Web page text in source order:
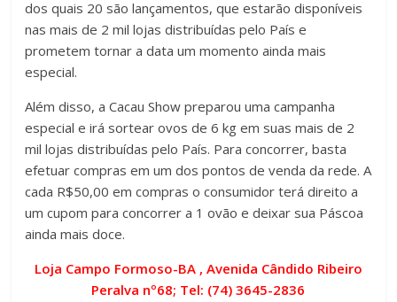
dos quais 20 são lançamentos, que estarão disponíveis
nas mais de 2 mil lojas distribuídas pelo País e
prometem tornar a data um momento ainda mais
especial.
Além disso, a Cacau Show preparou uma campanha
especial e irá sortear ovos de 6 kg em suas mais de 2
mil lojas distribuídas pelo País. Para concorrer, basta
efetuar compras em um dos pontos de venda da rede. A
cada R$50,00 em compras o consumidor terá direito a
um cupom para concorrer a 1 ovão e deixar sua Páscoa
ainda mais doce.
Loja Campo Formoso-BA , Avenida Cândido Ribeiro
Peralva nº68; Tel: (74) 3645-2836